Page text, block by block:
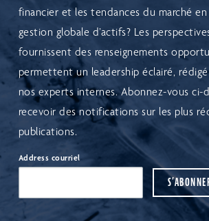
financier et les tendances du marché
gestion globale d’actifs? Les
fournissent des renseignements
permettent un leadership éclairé,
nos experts internes. Abonnez-vous ci-
recevoir des notifications sur les plus
publications.
Address courriel